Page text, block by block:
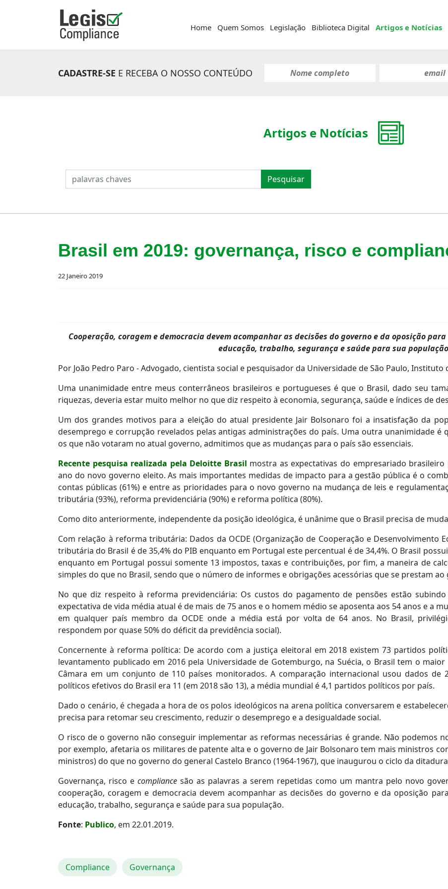
Home Quem Somos Legislação Biblioteca Digital Artigos e Notícias
CADASTRE-SE E RECEBA O NOSSO CONTEÚDO
PESQUISAR Pesquisar
Artigos e Notícias
Brasil em 2019: governança, risco e
22 Janeiro 2019
Cooperação, coragem e democracia devem acompanhar as decisões do governo e da oposição
educação, trabalho, segurança e saúde para sua população
Por João Pedro Paro - Advogado, cientista social e pesquisador da Universidade de São Paulo, Instituto
Uma unanimidade entre meus conterrâneos brasileiros e portugueses é que o Brasil, dado seu
riquezas, deveria estar muito melhor no que diz respeito à economia, segurança, saúde e índices de
Um dos grandes motivos para a eleição do atual presidente Jair Bolsonaro foi a insatisfação da
desemprego e corrupção revelados pelas antigas administrações do país. Uma outra unanimidade é
os que não votaram no atual governo, admitimos que as mudanças para o país são essenciais.
Recente pesquisa realizada pela Deloitte Brasil mostra as expectativas do empresariado
ano do novo governo eleito. As mais importantes medidas de impacto para a gestão pública é o
contas públicas (61%) e entre as prioridades para o novo governo na mudança de leis e
tributária (93%), reforma previdenciária (90%) e reforma política (80%).
Como dito anteriormente, independente da posição ideológica, é unânime que o Brasil precisa de
Com relação à reforma tributária: Dados da OCDE (Organização de Cooperação e Desenvolvimento
tributária do Brasil é de 35,4% do PIB enquanto em Portugal este percentual é de 34,4%. O Brasil
enquanto em Portugal possui somente 13 impostos, taxas e contribuições, por fim, a maneira de
simples do que no Brasil, sendo que o número de informes e obrigações acessórias que se prestam
No que diz respeito à reforma previdenciária: Os custos do pagamento de pensões estão
expectativa de vida média atual é de mais de 75 anos e o homem médio se aposenta aos 54 anos e a
em qualquer país membro da OCDE onde a média está por volta de 64 anos. No Brasil,
respondem por quase 50% do déficit da previdência social).
Concernente à reforma política: De acordo com a justiça eleitoral em 2018 existem 73 partidos
levantamento publicado em 2016 pela Universidade de Gotemburgo, na Suécia, o Brasil tem o
Câmara em um conjunto de 110 países monitorados. A comparação internacional usou dados de
políticos efetivos do Brasil era 11 (em 2018 são 13), a média mundial é 4,1 partidos políticos por país.
Dado o cenário, é chegada a hora de os polos ideológicos na arena política conversarem e
precisa para retomar seu crescimento, reduzir o desemprego e a desigualdade social.
O risco de o governo não conseguir implementar as reformas necessárias é grande. Não podemos
por exemplo, afetaria os militares de patente alta e o governo de Jair Bolsonaro tem mais ministros
ministros) do que no governo do general Castelo Branco (1964-1967), que inaugurou o ciclo da
Governança, risco e compliance são as palavras a serem repetidas como um mantra pelo novo
cooperação, coragem e democracia devem acompanhar as decisões do governo e da oposição
educação, trabalho, segurança e saúde para sua população.
Fonte: Publico, em 22.01.2019.
Compliance Governança